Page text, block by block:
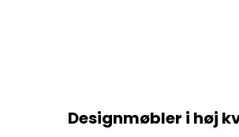
Designmøbler i høj